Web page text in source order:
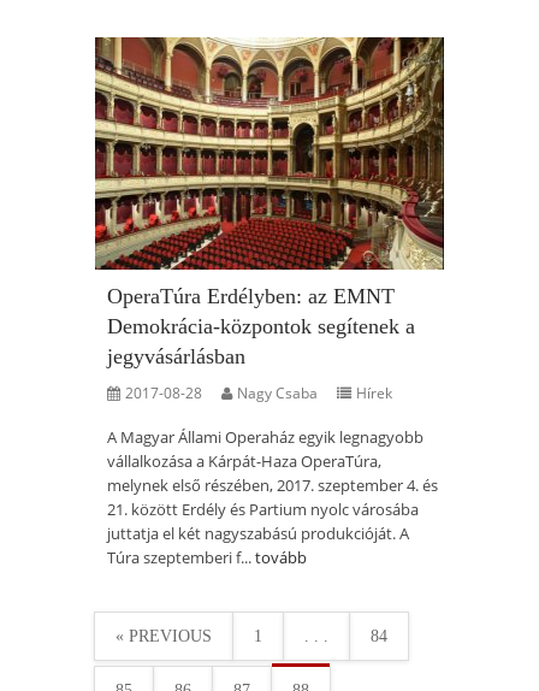
OperaTúra Erdélyben: az EMNT
Demokrácia-központok segítenek a
jegyvásárlásban
2017-08-28 Nagy Csaba Hírek
A Magyar Állami Operaház egyik legnagyobb
vállalkozása a Kárpát-Haza OperaTúra,
melynek első részében, 2017. szeptember 4. és
21. között Erdély és Partium nyolc városába
juttatja el két nagyszabású produkcióját. A
Túra szeptemberi f...tovább
« PREVIOUS 1 . . . 84